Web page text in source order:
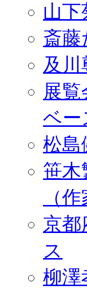
山下
斎
及
展
ベー
松島
笹木
（
京都
ス
柳澤